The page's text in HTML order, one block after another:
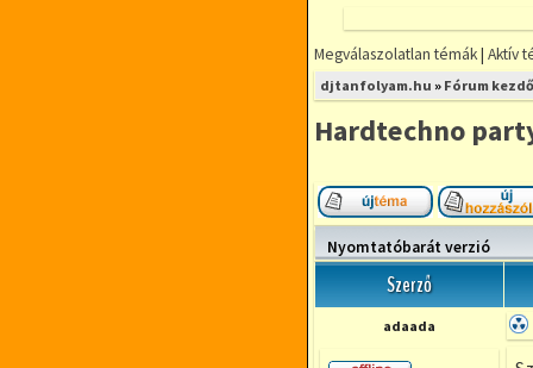
FÓRUMOZZ
MINDENFÉLE
RUGALMAS
KIS LÉTSZÁMÚ
Megválaszolatlan témák| Aktív
djtanfolyam.hu » Fórum
Hardtechno
Új téma nyitása
Nyomtatóbarát verzió
Szerző
adaada